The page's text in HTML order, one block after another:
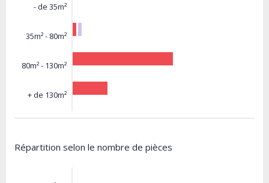
- de 35m²
35m² - 80m²
80m² - 130m²
+ de 130m²
Répartition selon le nombre de pièces